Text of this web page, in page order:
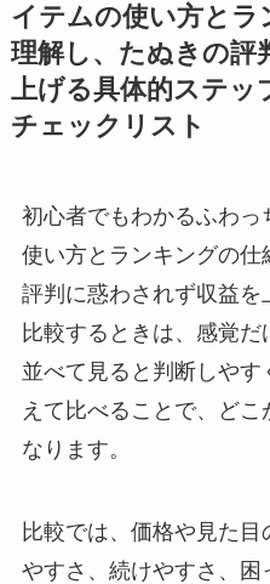
イテムの使い方とラ
理解し、たぬきの評
上げる具体的ステッ
チェックリスト
初心者でもわかるふわ
使い方とランキングの
評判に惑わされず収益を
比較するときは、感覚
並べて見ると判断しや
えて比べることで、どこ
なります。
比較では、価格や見た
やすさ、続けやすさ、困